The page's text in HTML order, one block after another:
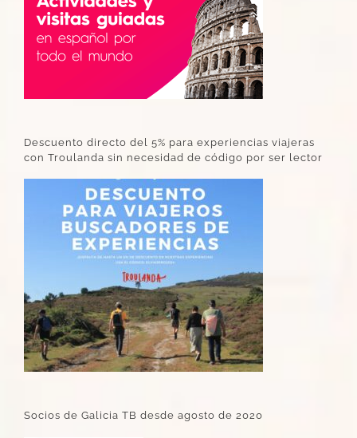
Descuento directo del 5% para experiencias viajeras
con Troulanda sin necesidad de código por ser lector
Socios de Galicia TB desde agosto de 2020